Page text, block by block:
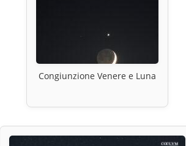
Congiunzione Venere e Luna